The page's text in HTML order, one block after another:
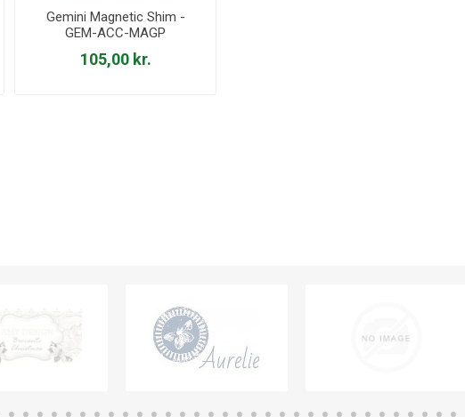
Gemini Magnetic Shim -
GEM-ACC-MAGP
105,00 kr.